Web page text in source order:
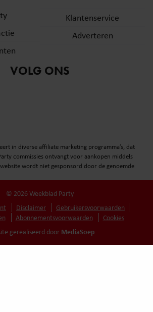
Klantenservice
Adverteren
VOLG ONS
in diverse affiliate marketing programma’s, dat
commissies ontvangt voor aankopen middels
wordt niet gesponsord door de genoemde
© 2026 Weekblad Party
Disclaimer
Gebruikersvoorwaarden
Abonnementsvoorwaarden
Cookies
gerealiseerd door MediaSoep